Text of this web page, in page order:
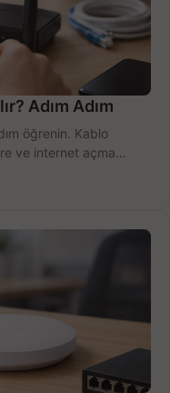
Adım Adım
öğrenin. Kablo
ve internet açma